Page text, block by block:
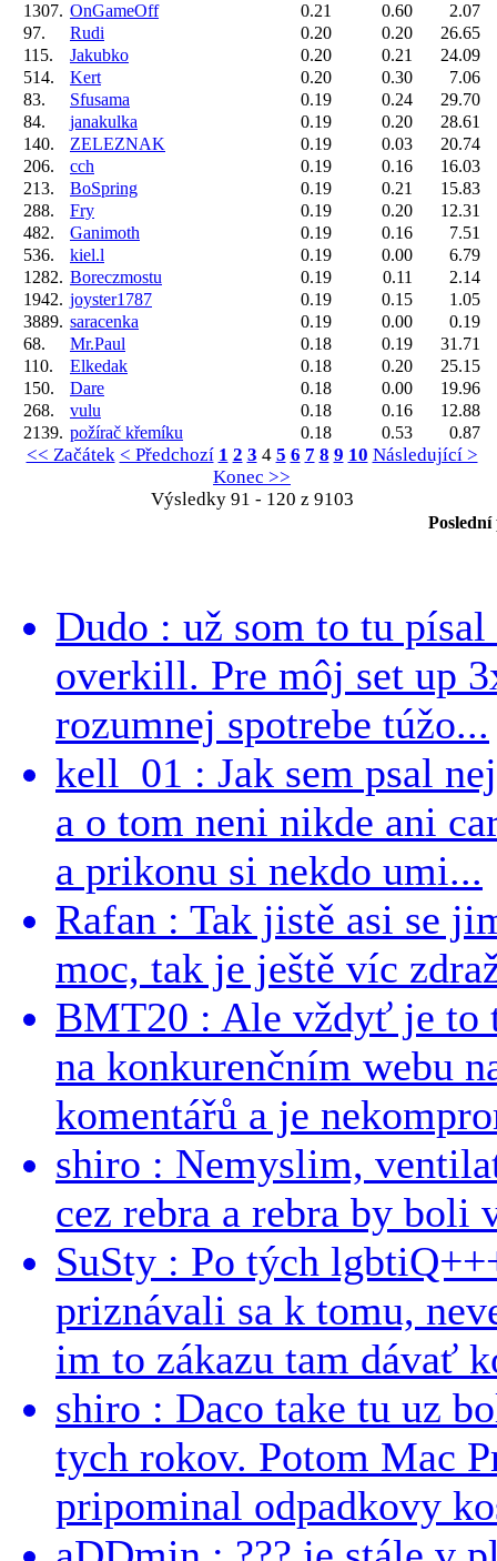
1307. OnGameOff 0.21 0.60
2.07
97.
Rudi 0.20 0.20
26.65
115.
Jakubko 0.20 0.21
24.09
514.
Kert 0.20 0.30
7.06
83.
Sfusama 0.19 0.24
29.70
84.
janakulka 0.19 0.20
28.61
140.
ZELEZNAK 0.19 0.03
20.74
206.
cch 0.19 0.16
16.03
213.
BoSpring 0.19 0.21
15.83
288.
Fry 0.19 0.20
12.31
482.
Ganimoth 0.19 0.16
7.51
536.
kiel.l 0.19 0.00
6.79
1282. Boreczmostu 0.19 0.11
2.14
1942. joyster1787 0.19 0.15
1.05
3889. saracenka 0.19 0.00
0.19
68.
Mr.Paul 0.18 0.19
31.71
110.
Elkedak 0.18 0.20
25.15
150.
Dare 0.18 0.00
19.96
268.
vulu 0.18 0.16
12.88
2139. požírač křemíku 0.18 0.53 0.87
<< Začátek < Předchozí 1 2 3 4 5 6 7 8 9 10 Následující >
Konec >>
Výsledky 91 - 120 z 9103
Dudo : už som to tu
overkill. Pre môj set up
rozumnej spotrebe túžo...
kell_01 : Jak sem psal
a o tom neni nikde ani
a prikonu si nekdo umi...
Rafan : Tak jistě asi se
moc, tak je ještě víc
BMT20 : Ale vždyť je to
na konkurenčním webu
komentářů a je
shiro : Nemyslim,
cez rebra a rebra by boli
SuSty : Po tých
priznávali sa k tomu,
im to zákazu tam dávať
shiro : Daco take tu uz
tych rokov. Potom Mac
pripominal odpadkovy